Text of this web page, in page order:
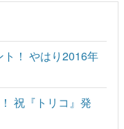
！ やはり2016年
祝『トリコ』発